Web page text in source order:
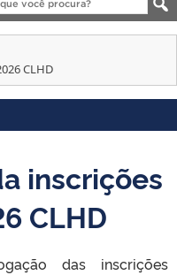
Canais
CLHD
inscrições
CLHD
das inscrições